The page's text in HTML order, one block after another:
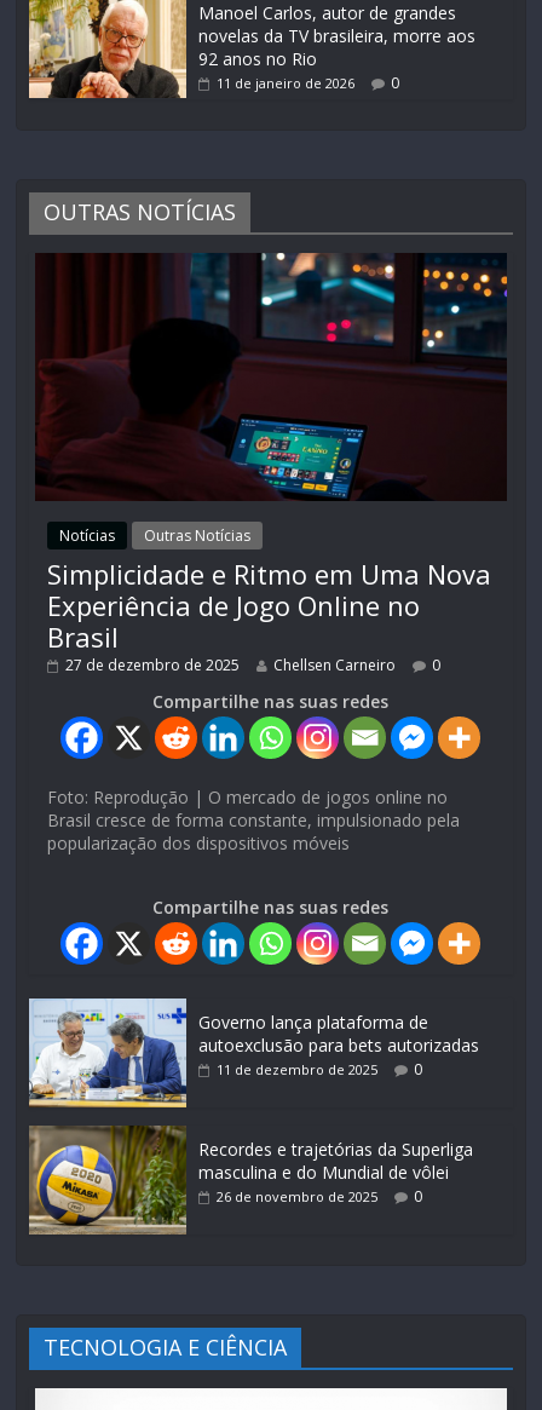
Manoel Carlos, autor de grandes
novelas da TV brasileira, morre aos
92 anos no Rio
11 de janeiro de 2026 0
OUTRAS NOTÍCIAS
Notícias Outras Notícias
Simplicidade e Ritmo em Uma Nova
Experiência de Jogo Online no
Brasil
27 de dezembro de 2025 Chellsen Carneiro 0
Compartilhe nas suas redes
Foto: Reprodução | O mercado de jogos online no
Brasil cresce de forma constante, impulsionado pela
popularização dos dispositivos móveis
Compartilhe nas suas redes
Governo lança plataforma de
autoexclusão para bets autorizadas
11 de dezembro de 2025 0
Recordes e trajetórias da Superliga
masculina e do Mundial de vôlei
26 de novembro de 2025 0
TECNOLOGIA E CIÊNCIA